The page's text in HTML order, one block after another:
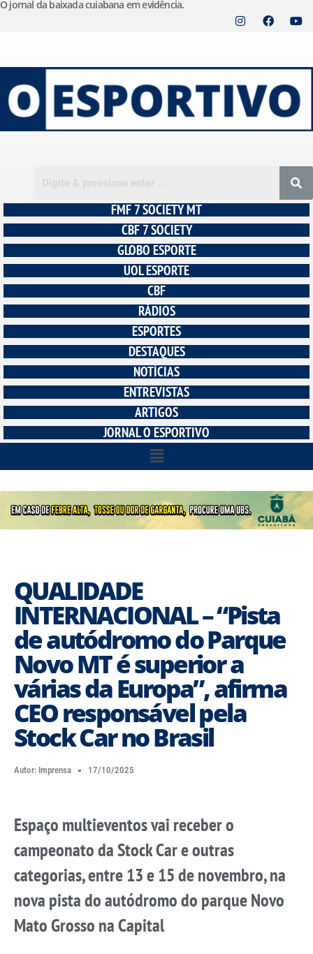
o
conteúdo
O jornal da baixada cuiabana em evidência.
FMF 7 SOCIETY MT
CBF 7 SOCIETY
GLOBO ESPORTE
UOL ESPORTE
CBF
RÁDIOS
ESPORTES
DESTAQUES
NOTÍCIAS
ENTREVISTAS
ARTIGOS
JORNAL O ESPORTIVO
QUALIDADE
INTERNACIONAL – “Pista
de autódromo do Parque
Novo MT é superior a
várias da Europa”, afirma
CEO responsável pela
Stock Car no Brasil
Autor: Imprensa 17/10/2025
Espaço multieventos vai receber o
campeonato da Stock Car e outras
categorias, entre 13 e 15 de novembro, na
nova pista do autódromo do parque Novo
Mato Grosso na Capital